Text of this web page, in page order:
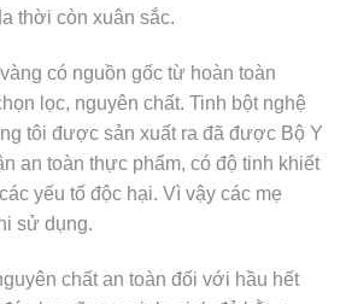
thời còn xuân sắc.
có nguồn gốc từ hoàn toàn
lọc, nguyên chất. Tinh bột nghệ
tôi được sản xuất ra đã được Bộ Y
an toàn thực phẩm, có độ tinh khiết
yếu tố độc hại. Vì vậy các mẹ
sử dụng.
chất an toàn đối với hầu hết